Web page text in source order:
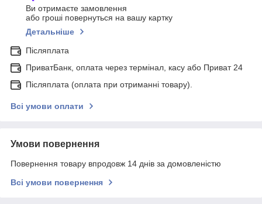
Ви отримаєте замовлення
або гроші повернуться на вашу картку
Детальніше
Післяплата
ПриватБанк, оплата через термінал, касу або Приват 24
Післяплата (оплата при отриманні товару).
Всі умови оплати
Умови повернення
Повернення товару впродовж 14 днів за домовленістю
Всі умови повернення